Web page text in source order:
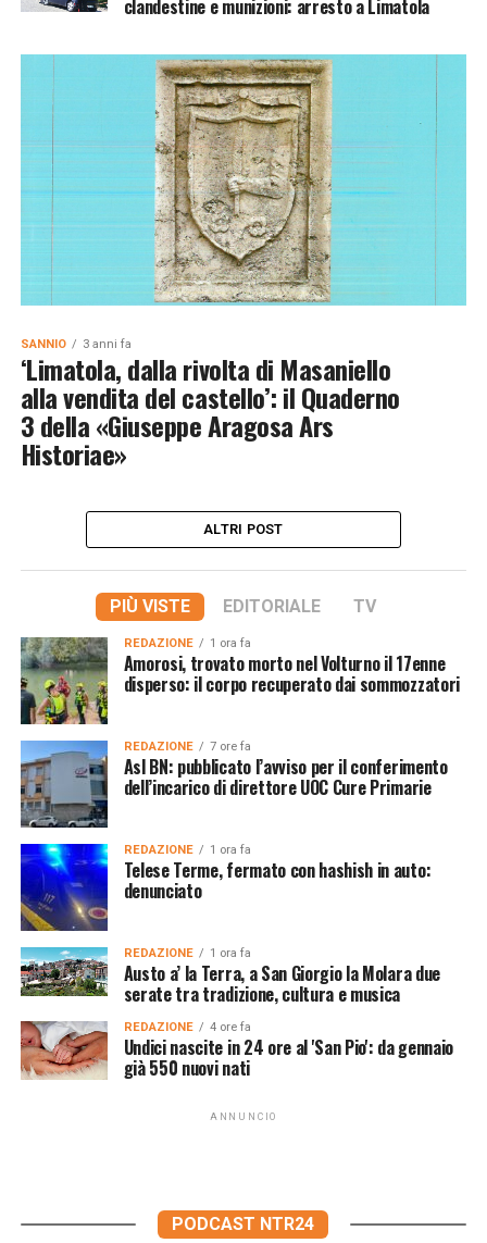
clandestine e munizioni: arresto a Limatola
SANNIO 3 anni fa
‘Limatola, dalla rivolta di Masaniello
alla vendita del castello’: il Quaderno
3 della «Giuseppe Aragosa Ars
Historiae»
ALTRI POST
PIÙ VISTE EDITORIALE TV
REDAZIONE 1 ora fa
Amorosi, trovato morto nel Volturno il 17enne
disperso: il corpo recuperato dai sommozzatori
REDAZIONE 7 ore fa
Asl BN: pubblicato l’avviso per il conferimento
dell’incarico di direttore UOC Cure Primarie
REDAZIONE 1 ora fa
Telese Terme, fermato con hashish in auto:
denunciato
REDAZIONE 1 ora fa
Austo a’ la Terra, a San Giorgio la Molara due
serate tra tradizione, cultura e musica
REDAZIONE 4 ore fa
Undici nascite in 24 ore al 'San Pio': da gennaio
già 550 nuovi nati
ANNUNCIO
PODCAST NTR24